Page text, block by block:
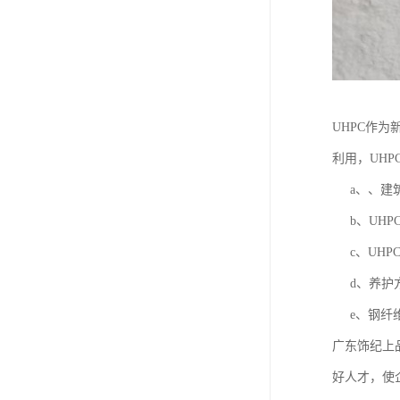
UHPC作为
利用，
a、、建
b、
c、UHPC
d、养护
e、钢纤
广东饰纪上
好人才，使